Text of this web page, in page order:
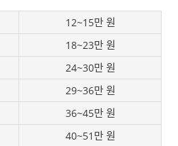
12~15만 원
18~23만 원
24~30만 원
29~36만 원
36~45만 원
40~51만 원